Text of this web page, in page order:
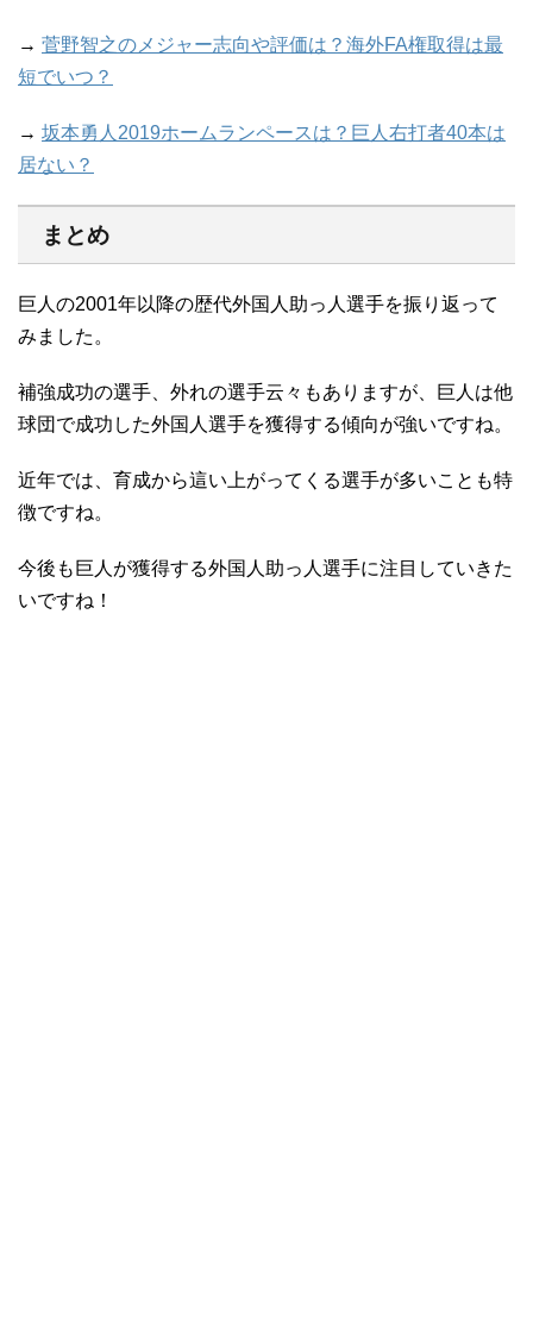
→ 菅野智之のメジャー志向や評価は？海外FA権取得は最
短でいつ？
→ 坂本勇人2019ホームランペースは？巨人右打者40本は
居ない？
まとめ
巨人の2001年以降の歴代外国人助っ人選手を振り返って
みました。
補強成功の選手、外れの選手云々もありますが、巨人は他
球団で成功した外国人選手を獲得する傾向が強いですね。
近年では、育成から這い上がってくる選手が多いことも特
徴ですね。
今後も巨人が獲得する外国人助っ人選手に注目していきた
いですね！